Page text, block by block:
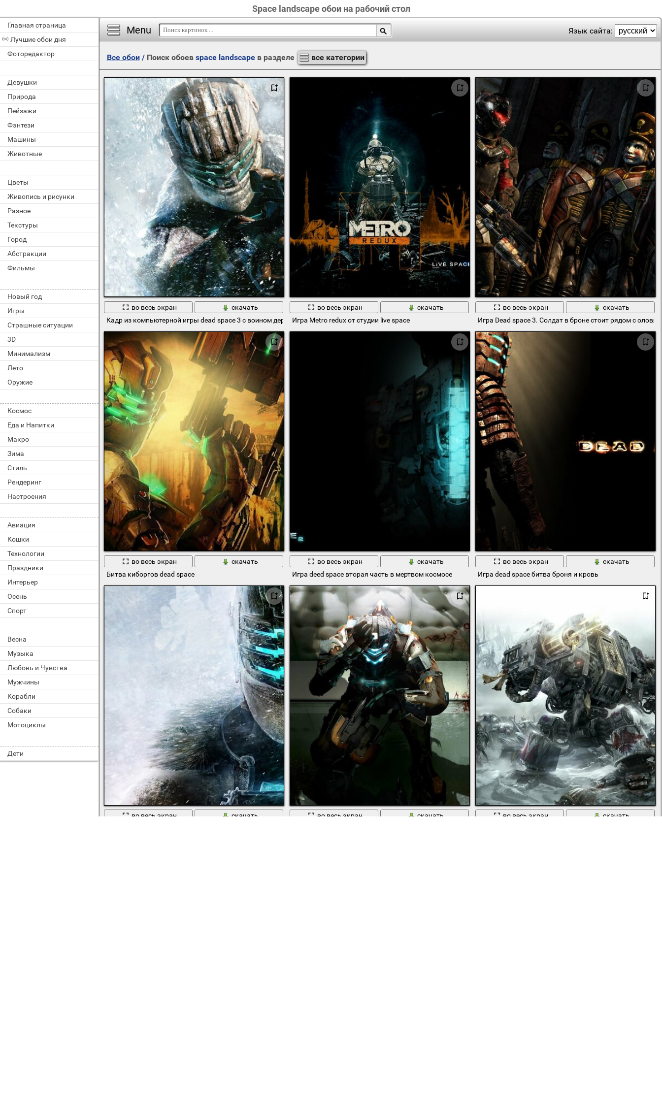
Space landscape обои на рабочий стол
Главная страница
Лучшие обои дня
Фоторедактор
Девушки
Природа
Пейзажи
Фэнтези
Машины
Животные
Цветы
Живопись и рисунки
Разное
Текстуры
Город
Абстракции
Фильмы
Новый год
Игры
Страшные ситуации
3D
Минимализм
Лето
Оружие
Космос
Еда и Напитки
Макро
Зима
Стиль
Рендеринг
Настроения
Авиация
Кошки
Технологии
Праздники
Интерьер
Осень
Спорт
Весна
Музыка
Любовь и Чувства
Мужчины
Корабли
Собаки
Мотоциклы
Дети
Menu Язык сайта:
Все обои/ Поиск обоев space landscapeв разделе все категории
во весь экран
скачать
Кадр из компьютерной игры dead space 3 с воином держащий оружие
во весь экран
скачать
Игра Metro redux от студии live space
во весь экран
скачать
Игра Dead space 3. Солдат в броне стоит рядом с
во весь экран
скачать
Битва киборгов dead space
во весь экран
скачать
Игра deed space вторая часть в мертвом космосе
во весь экран
скачать
Игра dead space битва броня и кровь
во весь экран
скачать
во весь экран
скачать
во весь экран
скачать